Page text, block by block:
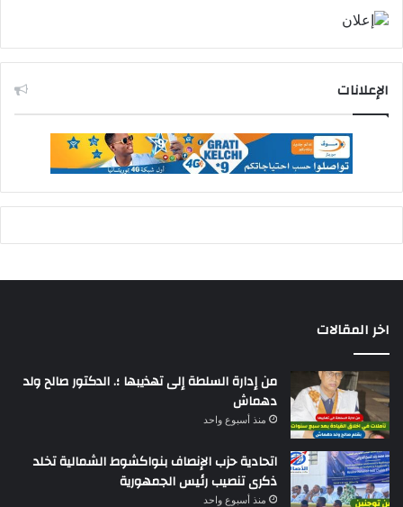
الإعلانات
اخر المقالات
من إدارة السلطة إلى تهذيبها ؛. الدكتور صالح ولد
دهماش
منذ أسبوع واحد
اتحادية حزب الإنصاف بنواكشوط الشمالية تخلد
ذكرى تنصيب رئيس الجمهورية
منذ أسبوع واحد